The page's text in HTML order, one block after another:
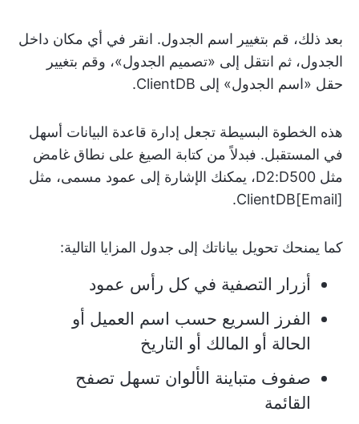
بعد ذلك، قم بتغيير اسم الجدول. انقر في أي مكان داخل
الجدول، ثم انتقل إلى «تصميم الجدول»، وقم بتغيير
حقل «اسم الجدول» إلى ClientDB.
هذه الخطوة البسيطة تجعل إدارة قاعدة البيانات أسهل
في المستقبل. فبدلاً من كتابة الصيغ على نطاق غامض
مثل D2:D500، يمكنك الإشارة إلى عمود مسمى، مثل
ClientDB[Email].
كما يمنحك تحويل بياناتك إلى جدول المزايا التالية:
أزرار التصفية في كل رأس عمود
الفرز السريع حسب اسم العميل أو
الحالة أو المالك أو التاريخ
صفوف متباينة الألوان تسهل تصفح
القائمة